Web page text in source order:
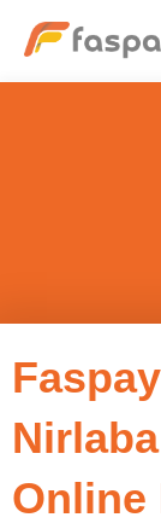
Online